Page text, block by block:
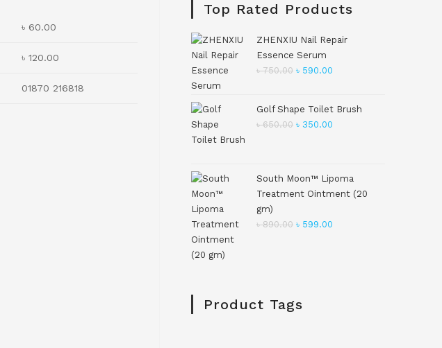
৳ 60.00
৳ 120.00
01870 216818
Top Rated Products
ZHENXIU Nail Repair
Essence Serum
৳750.00 ৳ 590.00
Golf Shape Toilet Brush
৳650.00 ৳ 350.00
South Moon™ Lipoma
Treatment Ointment (20
gm)
৳890.00 ৳ 599.00
Product Tags